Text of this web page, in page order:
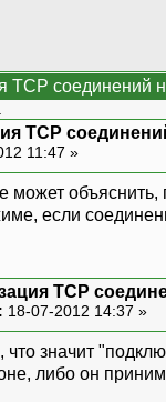
TCP соединений
TCP
11:47 »
может объяснить,
если
TCP
18-07-2012 14:37 »
что значит
либо он